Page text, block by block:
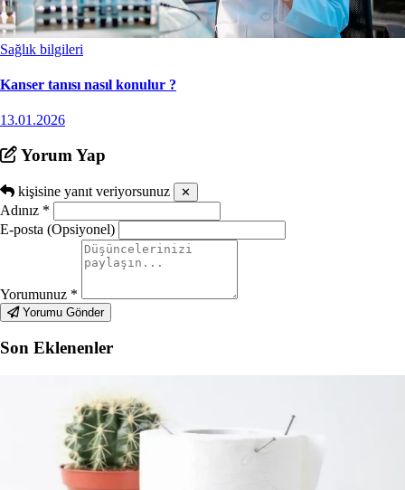
Sağlık bilgileri
Kanser tanısı nasıl konulur ?
13.01.2026
Yorum Yap
kişisine yanıt veriyorsunuz ✕
Adınız *
E-posta (Opsiyonel)
Yorumunuz *
Yorumu Gönder
Son Eklenenler